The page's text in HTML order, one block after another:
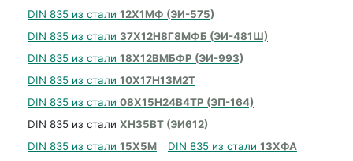
DIN 835 из стали 12Х1МФ (ЭИ-575)
DIN 835 из стали 37Х12Н8Г8МФБ (ЭИ-481Ш)
DIN 835 из стали 18Х12ВМБФР (ЭИ-993)
DIN 835 из стали 10Х17Н13М2Т
DIN 835 из стали 08Х15Н24В4ТР (ЭП-164)
DIN 835 из стали ХН35ВТ (ЭИ612)
DIN 835 из стали 15Х5М DIN 835 из стали 13ХФА